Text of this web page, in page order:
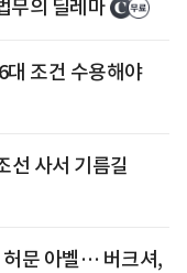
무의 딜레마
대 조건 수용해야
선 사서 기름길
문 아벨… 버크셔,